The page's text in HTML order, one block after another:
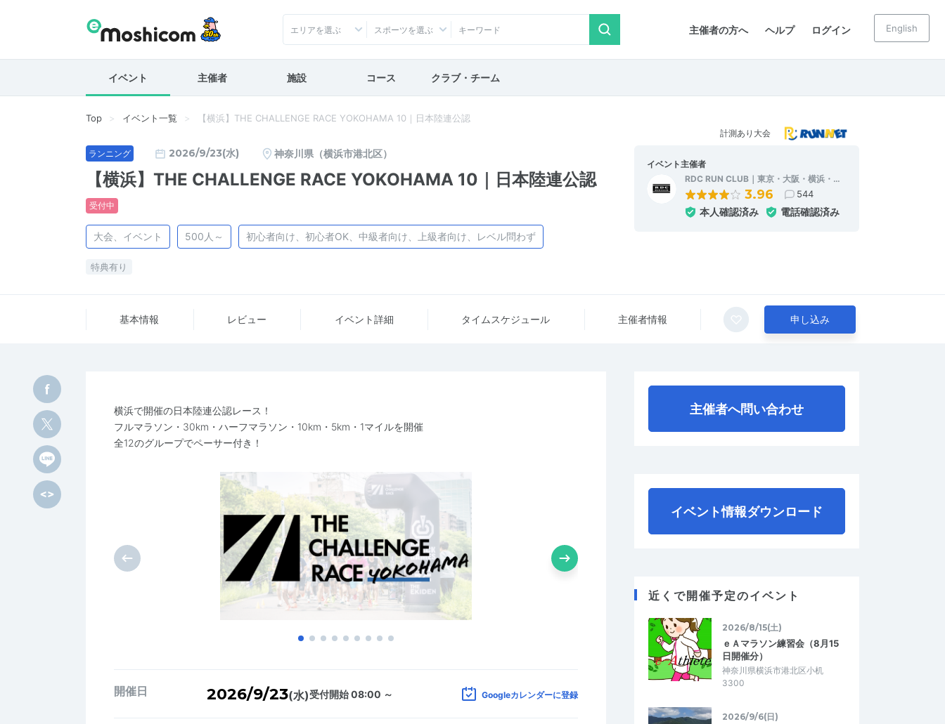
主催者の方へ ヘルプ ログイン
エリアを選ぶ スポーツを選ぶ English
イベント 主催者 施設 コース クラブ・チーム
Top イベント一覧 【横浜】THE CHALLENGE RACE YOKOHAMA 10｜日本陸連公認
ランニング
計測あり大会
2026/9/23(水) 神奈川県（横浜市港北区）
【横浜】THE CHALLENGE RACE YOKOHAMA 10｜日本陸連公認
受付中
大会、イベント 500人～ 初心者向け、初心者OK、中級者向け、上級者向け、レベル問わず
特典有り
イベント主催者
RDC RUN CLUB｜東京・大阪・横浜・…
3.96 544
本人確認済み 電話確認済み
基本情報 レビュー イベント詳細 タイム スケジュール 主催者情報 申し込み
横浜で開催の日本陸連公認レース！
フルマラソン・30km・ハーフマラソン・10km・5km・1マイルを開催
全12のグループでペーサー付き！
開催日 2026/9/23(水)受付開始 08:00 ～ Googleカレンダーに登録
主催者へ問い合わせ
イベント情報ダウンロード
近くで開催予定のイベント
2026/8/15(土)
ｅＡマラソン練習会（8月15
日開催分）
神奈川県横浜市港北区小机
3300
2026/9/6(日)